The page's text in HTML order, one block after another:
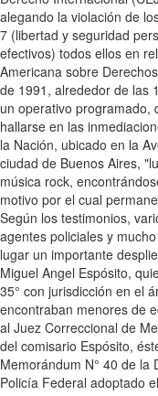
alegando la violación de
7 (libertad y seguridad
efectivos) todos ellos en
Americana sobre
de 1991, alrededor de las
un operativo programado,
hallarse en las
la Nación, ubicado en la
ciudad de Buenos Aires,
música rock,
motivo por el cual
Según los testimonios,
agentes policiales y
lugar un importante
Miguel Angel Espósito,
35° con jurisdicción en el
encontraban menores de
al Juez Correccional de
del comisario Espósito,
Memorándum N° 40 de la
Policía Federal adoptado